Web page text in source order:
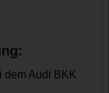
dem Audi BKK